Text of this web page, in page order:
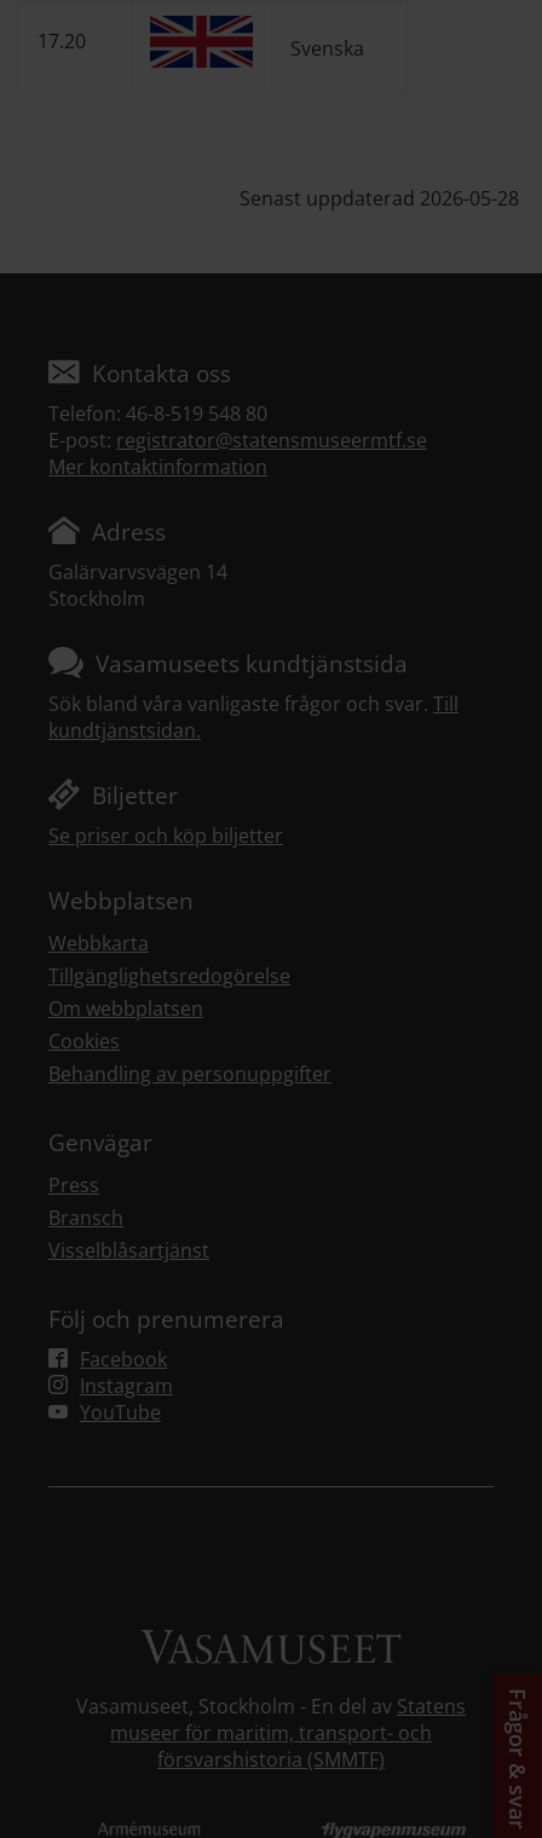
17.20 Svenska
Senast uppdaterad 2026-05-28
Frågor & svar
Kontakta oss
Telefon: 46-8-519 548 80
E-post: registrator@statensmuseermtf.se
Mer kontaktinformation
Adress
Galärvarvsvägen 14
Stockholm
Vasamuseets kundtjänstsida
Sök bland våra vanligaste frågor och svar. Till
kundtjänstsidan.
Biljetter
Se priser och köp biljetter
Webbplatsen
Webbkarta
Tillgänglighetsredogörelse
Om webbplatsen
Cookies
Behandling av personuppgifter
Genvägar
Press
Bransch
Visselblåsartjänst
Följ och prenumerera
Facebook
Instagram
YouTube
Vasamuseet, Stockholm - En del av Statens
museer för maritim, transport- och
försvarshistoria (SMMTF)